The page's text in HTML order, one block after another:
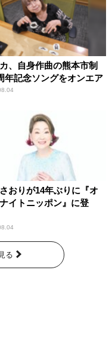
、自身作曲の熊本市制
年記念ソングをオンエア
おりが14年ぶりに『オ
イトニッポン』に登
る